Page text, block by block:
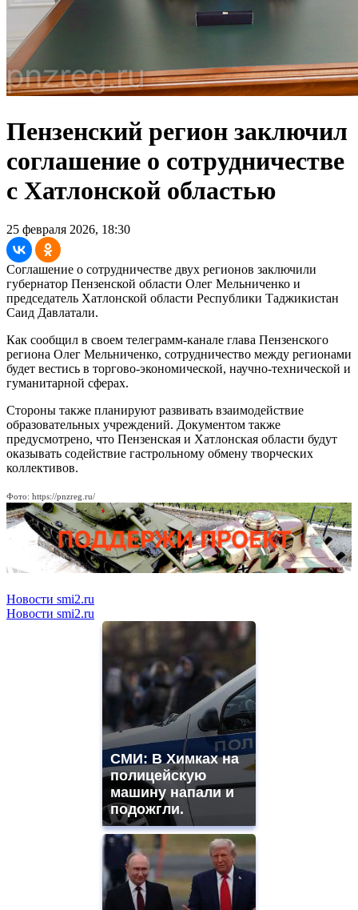
Пензенский регион заключил
соглашение о сотрудничестве
с Хатлонской областью
25 февраля 2026, 18:30
Соглашение о сотрудничестве двух регионов заключили
губернатор Пензенской области Олег Мельниченко и
председатель Хатлонской области Республики Таджикистан
Саид Давлатали.
Как сообщил в своем телеграмм-канале глава Пензенского
региона Олег Мельниченко, сотрудничество между регионами
будет вестись в торгово-экономической, научно-технической и
гуманитарной сферах.
Стороны также планируют развивать взаимодействие
образовательных учреждений. Документом также
предусмотрено, что Пензенская и Хатлонская области будут
оказывать содействие гастрольному обмену творческих
коллективов.
Фото: https://pnzreg.ru/
Новости smi2.ru
Новости smi2.ru
СМИ: В Химках на
полицейскую
машину напали и
подожгли.